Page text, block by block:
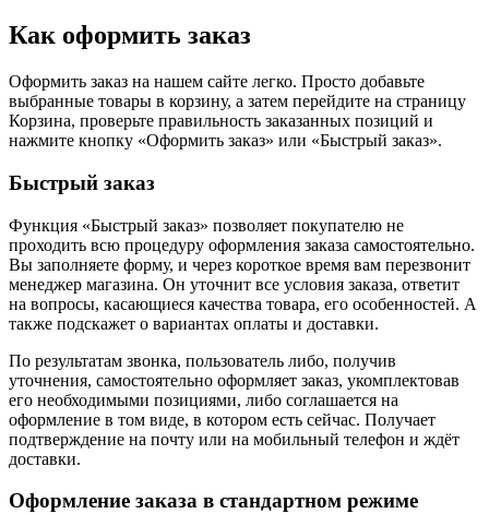
Как оформить заказ
Оформить заказ на нашем сайте легко. Просто добавьте
выбранные товары в корзину, а затем перейдите на страницу
Корзина, проверьте правильность заказанных позиций и
нажмите кнопку «Оформить заказ» или «Быстрый заказ».
Быстрый заказ
Функция «Быстрый заказ» позволяет покупателю не
проходить всю процедуру оформления заказа самостоятельно.
Вы заполняете форму, и через короткое время вам перезвонит
менеджер магазина. Он уточнит все условия заказа, ответит
на вопросы, касающиеся качества товара, его особенностей. А
также подскажет о вариантах оплаты и доставки.
По результатам звонка, пользователь либо, получив
уточнения, самостоятельно оформляет заказ, укомплектовав
его необходимыми позициями, либо соглашается на
оформление в том виде, в котором есть сейчас. Получает
подтверждение на почту или на мобильный телефон и ждёт
доставки.
Оформление заказа в стандартном режиме